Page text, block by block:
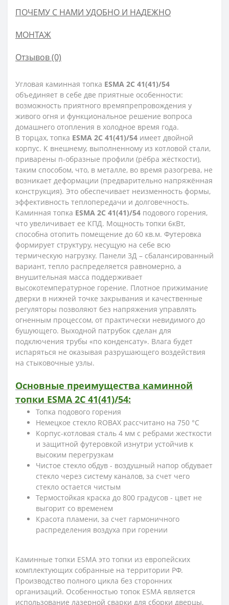
ПОЧЕМУ С НАМИ УДОБНО И НАДЕЖНО
МОНТАЖ
Отзывов (0)
Угловая каминная топка ESMA 2С 41(41)/54
объединяет в себе две приятные особенности:
возможность приятного времяпрепровождения у
живого огня и функциональное решение вопроса
домашнего отопления в холодное время года.
В торцах, топка ESMA 2С 41(41)/54 имеет двойной
корпус. К внешнему, выполненному из котловой стали,
приварены п-образные профили (рёбра жёсткости),
таким способом, что, в металле, во время разогрева, не
возникает деформации (предварительно напряжённая
конструкция). Это обеспечивает неизменность формы,
эффективность теплопередачи и долговечность.
Каминная топка ESMA 2С 41(41)/54 подового горения,
что увеличивает ее КПД. Мощность топки 6кВт,
способна отопить помещение до 60 кв.м. Футеровка
формирует структуру, несущую на себе всю
термическую нагрузку. Панели 3Д – сбалансированный
вариант, тепло распределяется равномерно, а
внушительная масса поддерживает
высокотемпературное горение. Плотное прижимание
дверки в нижней точке закрывания и качественные
регуляторы позволяют без напряжения управлять
огненным процессом, от практически невидимого до
бушующего. Выходной патрубок сделан для
подключения трубы «по конденсату». Влага будет
испаряться не оказывая разрушающего воздействия
на стыковочные узлы.
Основные преимущества каминной
топки ESMA 2С 41(41)/54:
Топка подового горения
Немецкое стекло ROBAX рассчитано на 750 °С
Корпус-котловая сталь 4 мм с ребрами жесткости
и защитной футеровкой изнутри устойчив к
высоким перегрузкам
Чистое стекло обдув - воздушный напор обдувает
стекло через систему каналов, за счет чего
стекло остается чистым
Термостойкая краска до 800 градусов - цвет не
выгорит со временем
Красота пламени, за счет гармоничного
распределения воздуха при горении
Каминные топки ESMA это топки из европейских
комплектующих собранные на территории РФ.
Производство полного цикла без сторонних
организаций. Особенностью топок ESMA является
использование лазерной сварки для сборки дверцы,